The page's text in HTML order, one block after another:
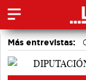
Más entrevistas:
Sole Giménez